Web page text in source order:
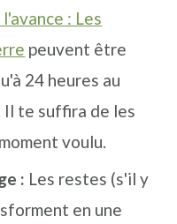
: Les
peuvent être
24 heures au
te suffira de les
voulu.
: Les restes (s'il y
en une